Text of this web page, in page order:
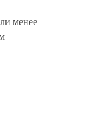
менее